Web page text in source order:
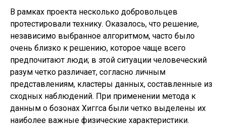
В рамках проекта несколько добровольцев
протестировали технику. Оказалось, что решение,
независимо выбранное алгоритмом, часто было
очень близко к решению, которое чаще всего
предпочитают люди; в этой ситуации человеческий
разум четко различает, согласно личным
представлениям, кластеры данных, составленные из
сходных наблюдений. При применении метода к
данным о бозонах Хиггса были четко выделены их
наиболее важные физические характеристики.